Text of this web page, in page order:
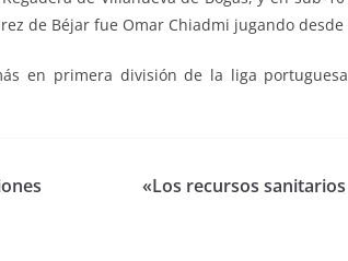
de Béjar fue Omar Chiadmi jugando
en primera división de la liga
«Los recursos